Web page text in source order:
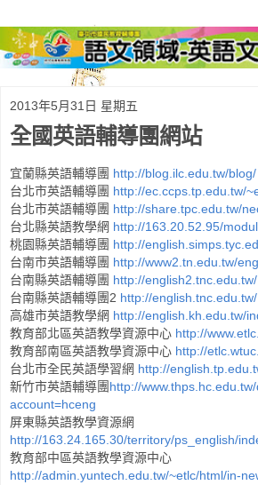
2013年5月31日 星期五
全國英語輔導團網站
宜蘭縣英語輔導團 http://blog.ilc.edu.tw/blog/
台北市英語輔導團 http://ec.ccps.tp.edu.tw/
台北市英語輔導團 http://share.tpc.edu.tw/
台北縣英語教學網 http://163.20.52.95/
桃園縣英語輔導團 http://
台南市英語輔導團 http://www2.tn.edu.tw/
台南縣英語輔導團 http://english2.tnc.edu.tw/
台南縣英語輔導團 2 http://english.tnc.edu.tw/
高雄市英語教學網 http://english.kh.edu.tw/
教育部北區英語教學資源中心 http://
教育部南區英語教學資源中心 http://
台北市全民英語學習網 http://
新竹市英語輔導團 http://
account=hceng
屏東縣英語教學資源網
http://163.24.165.30/territory/ps_english/
教育部中區英語教學資源中心
http://admin.yuntech.edu.tw/~etlc/html/in-